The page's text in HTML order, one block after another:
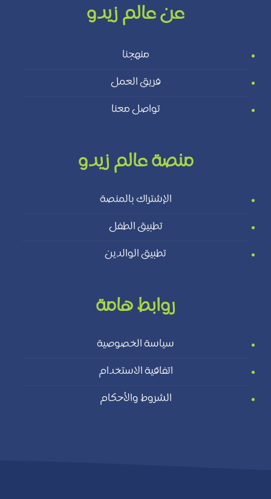
عن عالم زيدو
منهجنا
فريق العمل
تواصل معنا
منصة عالم زيدو
الإشتراك بالمنصة
تطبيق الطفل
تطبيق الوالدين
روابط هامة
سياسة الخصوصية
اتفاقية الاستخدام
الشروط والأحكام